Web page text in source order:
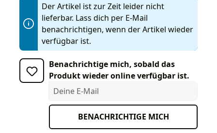
Der Artikel ist zur Zeit leider nicht
lieferbar. Lass dich per E-Mail
benachrichtigen, wenn der Artikel wieder
verfügbar ist.
Benachrichtige mich, sobald das
Produkt wieder online verfügbar ist.
Deine E-Mail
BENACHRICHTIGE MICH